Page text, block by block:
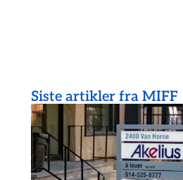
Siste artikler fra MIFF